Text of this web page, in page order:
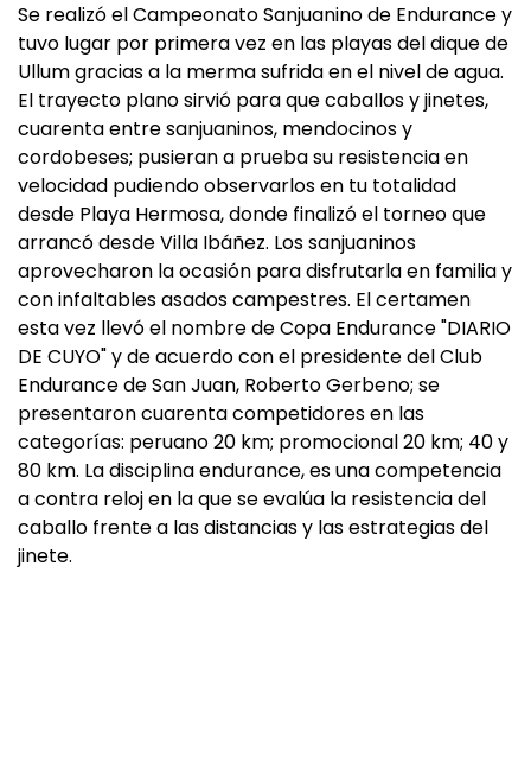
Se realizó el Campeonato Sanjuanino de Endurance y
tuvo lugar por primera vez en las playas del dique de
Ullum gracias a la merma sufrida en el nivel de agua.
El trayecto plano sirvió para que caballos y jinetes,
cuarenta entre sanjuaninos, mendocinos y
cordobeses; pusieran a prueba su resistencia en
velocidad pudiendo observarlos en tu totalidad
desde Playa Hermosa, donde finalizó el torneo que
arrancó desde Villa Ibáñez. Los sanjuaninos
aprovecharon la ocasión para disfrutarla en familia y
con infaltables asados campestres. El certamen
esta vez llevó el nombre de Copa Endurance "DIARIO
DE CUYO" y de acuerdo con el presidente del Club
Endurance de San Juan, Roberto Gerbeno; se
presentaron cuarenta competidores en las
categorías: peruano 20 km; promocional 20 km; 40 y
80 km. La disciplina endurance, es una competencia
a contra reloj en la que se evalúa la resistencia del
caballo frente a las distancias y las estrategias del
jinete.